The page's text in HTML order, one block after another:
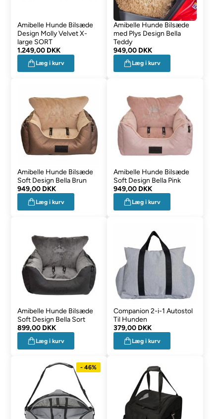
Amibelle Hunde Bilsæde
Design Molly Velvet X-
large SORT
1.249,00 DKK
Læg i kurv
Amibelle Hunde Bilsæde
med Plys Design Bella
Teddy
949,00 DKK
Læg i kurv
Amibelle Hunde Bilsæde
Soft Design Bella Brun
949,00 DKK
Læg i kurv
Amibelle Hunde Bilsæde
Soft Design Bella Pink
949,00 DKK
Læg i kurv
Amibelle Hunde Bilsæde
Soft Design Bella Sort
899,00 DKK
Læg i kurv
Companion 2-i-1 Autostol
Til Hunden
379,00 DKK
Læg i kurv
- 46%